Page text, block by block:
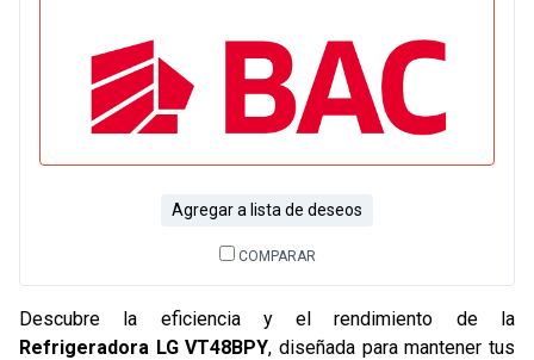
Agregar a lista de deseos
COMPARAR
Descubre la eficiencia y el rendimiento de la
Refrigeradora LG VT48BPY, diseñada para mantener tus